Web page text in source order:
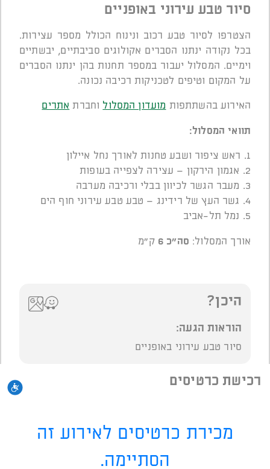
סיור טבע עירוני באופניים
הצטרפו לסיור טבע רכוב ונינוח הכולל מספר עצירות.
בכל נקודה ינתנו הסברים אקולוגים סביבתיים, יבשתיים
וימיים. המסלול יעבור במספר תחנות בהן ינתנו הסברים
על המקום וטיפים לטכניקות רכיבה נכונה.
האירוע בהשתתפות מועדון המסלול וחברת אתרים
תוואי המסלול:
1. ראש ציפור ושבע טחנות לאורך נחל איילון
2. אגמון הירקון – עצירה לצפייה בעופות
3. מעבר הגשר לכיוון בבלי ורכיבה מערבה
4. גשר העץ של רידינג – טבע טבע עירוני חוף הים
5. נמל תל-אביב
אורך המסלול: סה"כ 6 ק"מ
היכן?
הוראות הגעה:
סיור טבע עירוני באופניים
רכישת כרטיסים
מכירת כרטיסים לאירוע זה
הסתיימה.